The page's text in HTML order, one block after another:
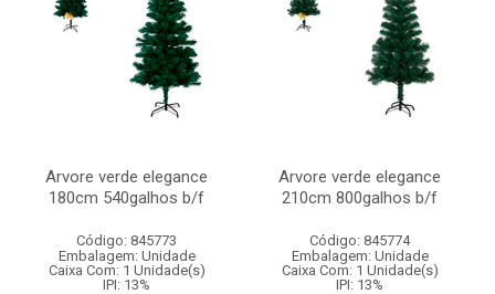
Arvore verde elegance
180cm 540galhos b/f
Código: 845773
Embalagem: Unidade
Caixa Com: 1 Unidade(s)
IPI: 13%
Arvore verde elegance
210cm 800galhos b/f
Código: 845774
Embalagem: Unidade
Caixa Com: 1 Unidade(s)
IPI: 13%